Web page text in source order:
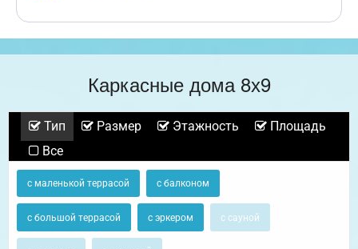
Каркасные дома 8х9
Тип Размер Этажность
Площадь
Все
с маленькой террасой с балконом
с большой террасой с эркером с сауной